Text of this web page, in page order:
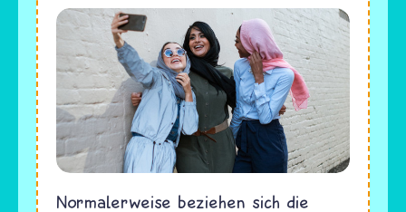
Normalerweise beziehen sich die